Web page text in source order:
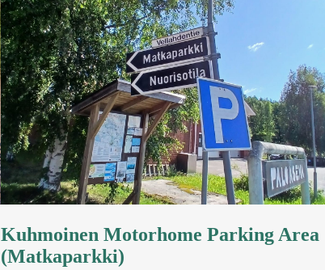
Kuhmoinen Motorhome Parking Area
(Matkaparkki)